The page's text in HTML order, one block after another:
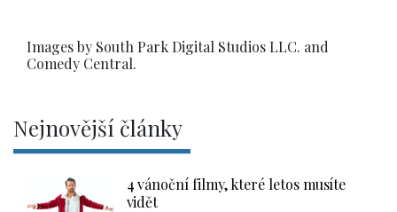
Images by South Park Digital Studios LLC. and
Comedy Central.
Nejnovější články
4 vánoční filmy, které letos musíte
vidět